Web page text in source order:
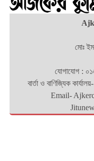
মোঃ
যোগাযোগ :
বার্তা ও বাণিজ্যিক
Email-